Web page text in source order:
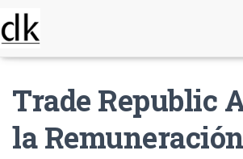
Trade Republic
la